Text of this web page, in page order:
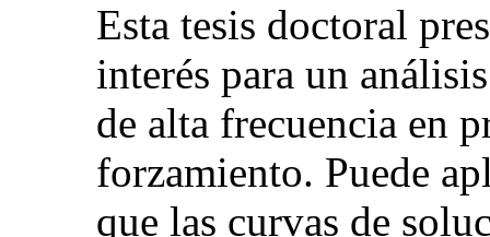
Esta tesis doctoral
interés para un
de alta frecuencia en
forzamiento. Puede
que las curvas de